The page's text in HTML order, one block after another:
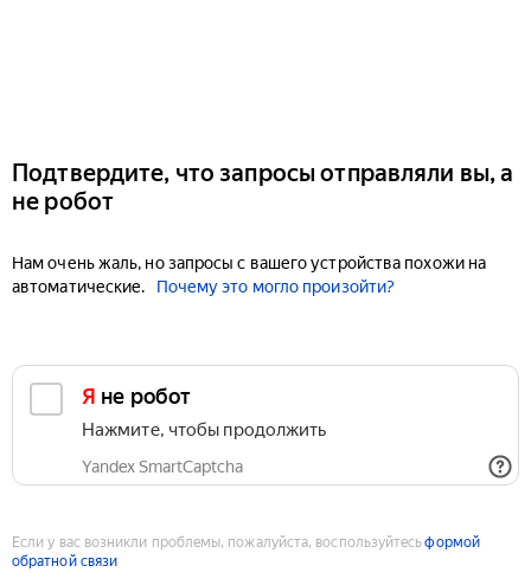
Подтвердите, что запросы отправляли вы, а
не робот
Нам очень жаль, но запросы с вашего устройства похожи на
автоматические.
Почему это могло произойти?
Я не робот
Нажмите, чтобы продолжить
Yandex SmartCaptcha
Если у вас возникли проблемы, пожалуйста, воспользуйтесьформой
обратной связи